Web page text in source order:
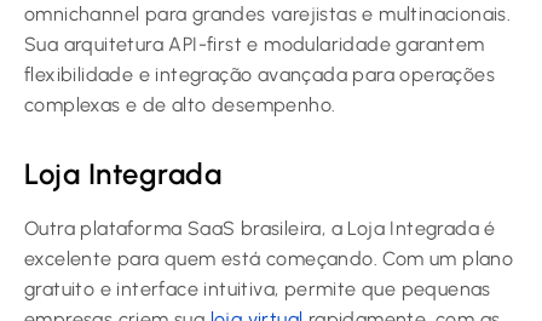
omnichannel para grandes varejistas e multinacionais.
Sua arquitetura API-first e modularidade garantem
flexibilidade e integração avançada para operações
complexas e de alto desempenho.
Loja Integrada
Outra plataforma SaaS brasileira, a Loja Integrada é
excelente para quem está começando. Com um plano
gratuito e interface intuitiva, permite que pequenas